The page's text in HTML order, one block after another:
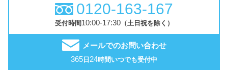
0120-163-167
受付時間10:00-17:30（土日祝を除く）
メールでのお問い合わせ
365 日 24時間いつでも受付中